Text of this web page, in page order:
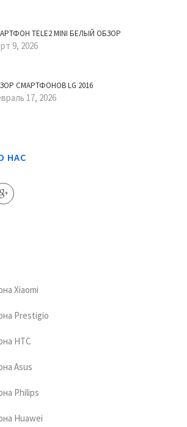
TELE2 MINI БЕЛЫЙ ОБЗОР
9, 2026
СМАРТФОНОВ LG 2016
17, 2026
НАС
Xiaomi
Prestigio
HTC
Asus
Philips
Huawei